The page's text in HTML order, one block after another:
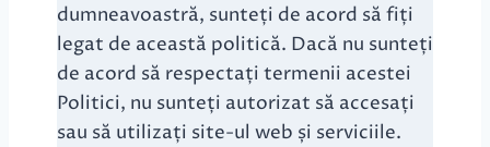
dumneavoastră, sunteți de acord să fiți
legat de această politică. Dacă nu sunteți
de acord să respectați termenii acestei
Politici, nu sunteți autorizat să accesați
sau să utilizați site-ul web și serviciile.